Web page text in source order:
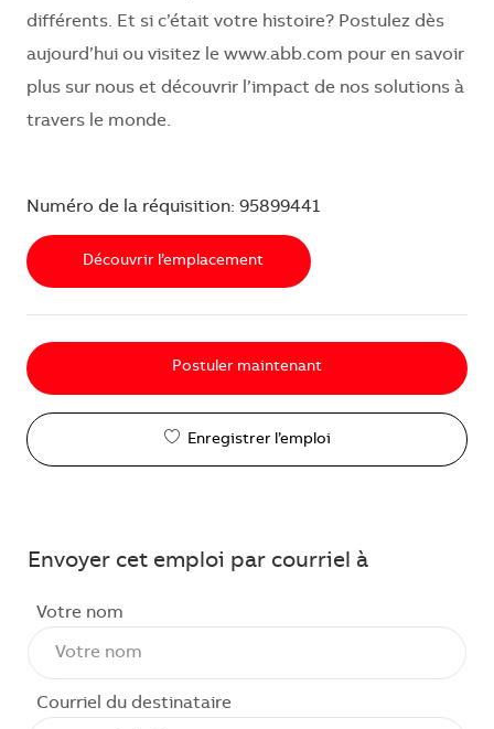
différents. Et si c’était votre histoire? Postulez dès
aujourd’hui ou visitez le www.abb.com pour en savoir
plus sur nous et découvrir l’impact de nos solutions à
travers le monde.
Numéro de la réquisition: 95899441
Découvrir l’emplacement
Postuler maintenant
Enregistrer l’emploi
Envoyer cet emploi par courriel à
Votre nom
Courriel du destinataire